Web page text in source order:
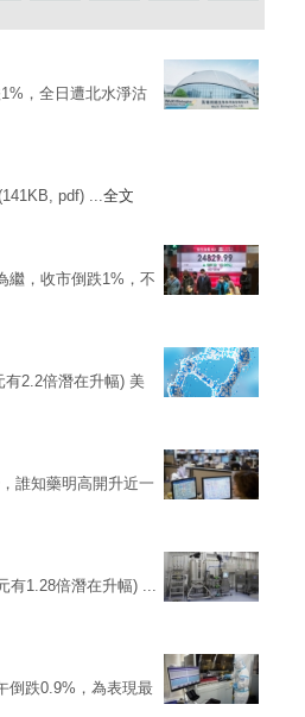
，全日遭北水淨沽
pdf) ...全文
繼，收市倒跌1%，不
有2.2倍潛在升幅) 美
誰知藥明高開升近一
有1.28倍潛在升幅) ...
倒跌0.9%，為表現最